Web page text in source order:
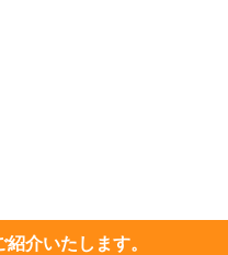
介いたします。